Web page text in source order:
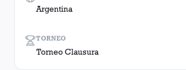
TORNEO
Torneo Clausura
Argentina